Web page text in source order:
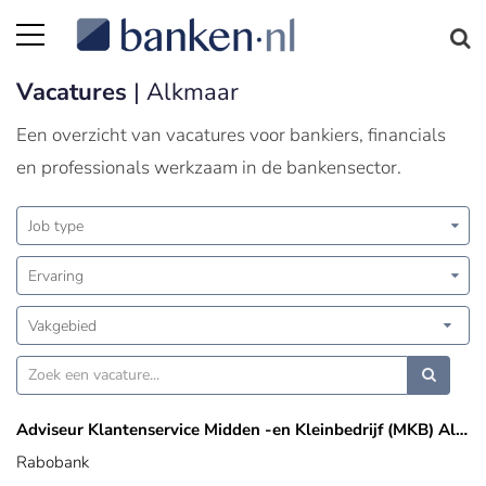
Vacatures | Alkmaar
Een overzicht van vacatures voor bankiers, financials
en professionals werkzaam in de bankensector.
Job type
Ervaring
Vakgebied
Adviseur Klantenservice Midden -en Kleinbedrijf (MKB) Alkmaar
Rabobank